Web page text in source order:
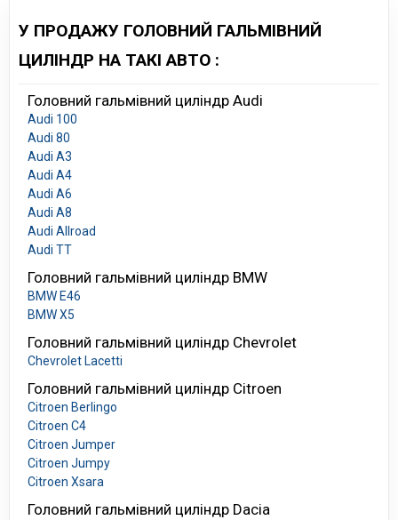
У ПРОДАЖУ ГОЛОВНИЙ ГАЛЬМІВНИЙ
ЦИЛІНДР НА ТАКІ АВТО :
Головний гальмівний циліндр Audi
Audi 100
Audi 80
Audi A3
Audi A4
Audi A6
Audi A8
Audi Allroad
Audi TT
Головний гальмівний циліндр BMW
BMW E46
BMW X5
Головний гальмівний циліндр Chevrolet
Chevrolet Lacetti
Головний гальмівний циліндр Citroen
Citroen Berlingo
Citroen C4
Citroen Jumper
Citroen Jumpy
Citroen Xsara
Головний гальмівний циліндр Dacia